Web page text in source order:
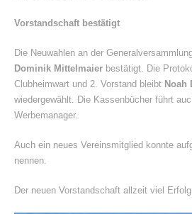
Vorstandschaft bestätigt
Die Neuwahlen an der
Dominik Mittelmaier bestätigt. Die
Clubheimwart und 2. Vorstand bleibt Noah
wiedergewählt. Die Kassenbücher führt
Werbemanager.
Auch ein neues Vereinsmitglied konnte
nennen.
Der neuen Vorstandschaft allzeit viel